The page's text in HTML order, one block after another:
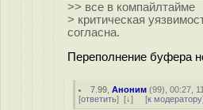
>> все в компайлтайме
> критическая
согласна.
Переполнение буфера
7.99 ,Аноним (99), 00:27,
[ответить] [↓] [к модератору